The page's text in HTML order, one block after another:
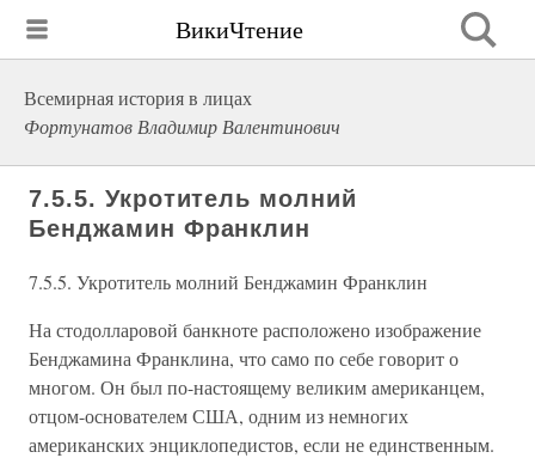
ВикиЧтение
Всемирная история в лицах
Фортунатов Владимир Валентинович
7.5.5. Укротитель молний
Бенджамин Франклин
7.5.5. Укротитель молний Бенджамин Франклин
На стодолларовой банкноте расположено изображение
Бенджамина Франклина, что само по себе говорит о
многом. Он был по-настоящему великим американцем,
отцом-основателем США, одним из немногих
американских энциклопедистов, если не единственным.